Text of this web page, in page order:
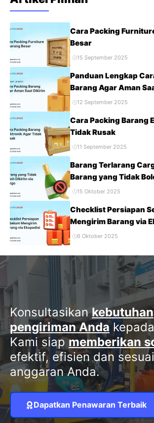
melindungi barang dari ...
Cara Packing
Besar
15 September 2025
Panduan Lengkap
Barang Agar Aman
12 September 2025
Cara Packing Barang
Tidak Rusak
11 September 2025
Barang Terlarang
Barang yang Tidak
15 Oktober 2025
Checklist Persiapan
Mengirim Barang via
6 Oktober 2025
Konsultasikankebutuhan
pengiriman Anda
Kami siapmemberikan
efektif, efisien dan
anggaran Anda.
Dapatkan Penawaran Terbaik